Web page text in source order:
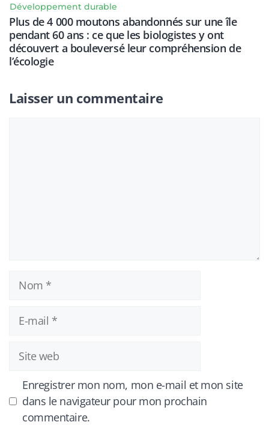
Développement durable
Plus de 4 000 moutons abandonnés sur une île
pendant 60 ans : ce que les biologistes y ont
découvert a bouleversé leur compréhension de
l’écologie
Laisser un commentaire
mail
Site
web
Enregistrer mon nom, mon e-mail et mon site
dans le navigateur pour mon prochain
commentaire.